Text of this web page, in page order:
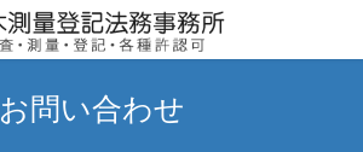
お問い合わせ